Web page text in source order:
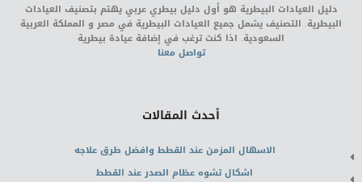
دليل العيادات البيطرية هو أول دليل بيطري عربي يهتم بتصنيف العيادات
البيطرية. التصنيف يشمل جميع العيادات البيطرية في مصر و المملكة العربية
السعودية. اذا كنت ترغب في إضافة عيادة بيطرية
تواصل معنا
أحدث المقالات
الاسهال المزمن عند القطط وافضل طرق علاجه
اشكال تشوه عظام الصدر عند القطط